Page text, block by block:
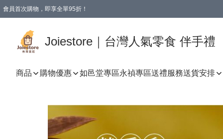
會員首次購物，即享全單95折！
Joiestore｜台灣人氣零食 伴手禮
商品 購物優惠 如邑堂專區永禎專區送禮服務送貨安排